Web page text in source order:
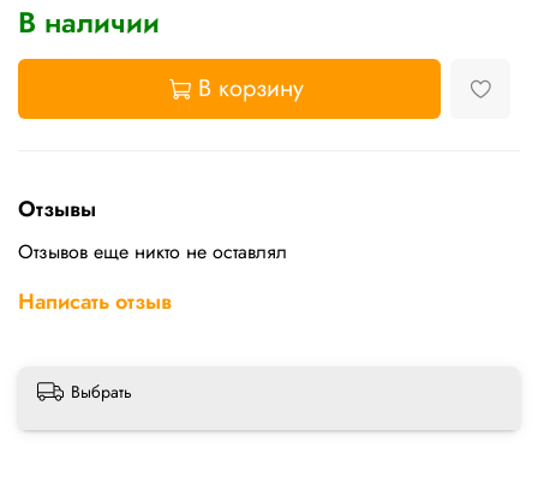
В наличии
В корзину
Отзывы
Отзывов еще никто не оставлял
Написать отзыв
Выбрать